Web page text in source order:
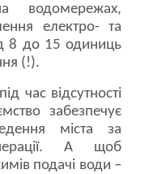
водомережах,
електро- та
8 до 15 одиниць
(!).
час відсутності
забезпечує
міста за
А щоб
подачі води –